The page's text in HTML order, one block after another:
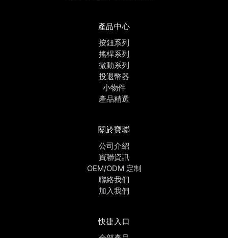
產品中心
按鈕系列
搖桿系列
微動系列
投退幣器
小物件
產品精選
關於寶聯
公司介紹
寶聯資訊
OEM/ODM 定制
聯絡我們
加入我們
快捷入口